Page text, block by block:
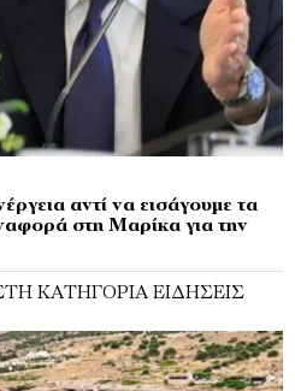
αντί να εισάγουμε τα
στη Μαρίκα για την
ΚΑΤΗΓΟΡΊΑ ΕΙΔΉΣΕΙΣ